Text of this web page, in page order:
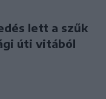
lett a szűk
úti vitából